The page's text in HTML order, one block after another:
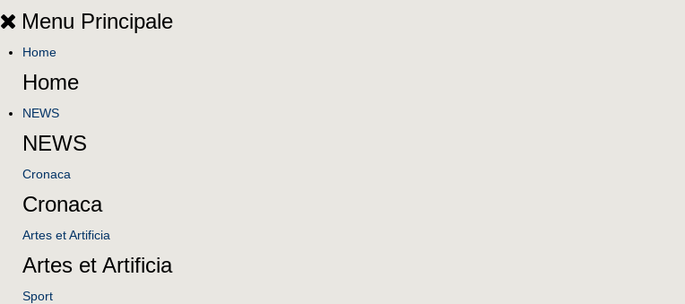
Menu Principale
Home
Home
NEWS
NEWS
Cronaca
Cronaca
Artes et Artificia
Artes et Artificia
Sport